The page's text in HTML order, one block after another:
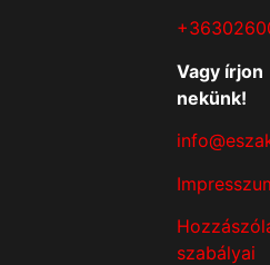
Vagy írjon
nekünk!
szabályai